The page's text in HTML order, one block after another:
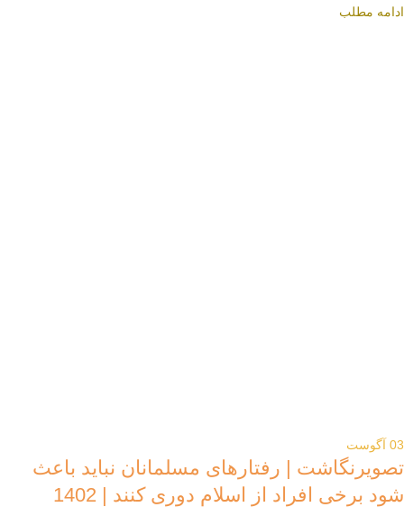
ادامه مطلب
03 آگوست
تصویرنگاشت | رفتارهای مسلمانان نباید باعث
شود برخی افراد از اسلام دوری کنند | 1402